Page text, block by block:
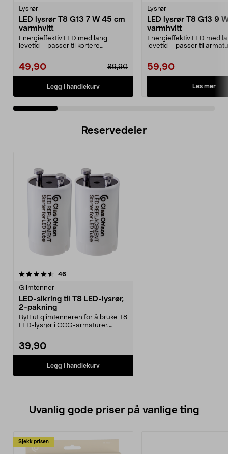
Lysrør
LED lysrør T8 G13 7 W 45 cm
varmhvitt
Energieffektiv LED med lang
levetid – passer til kortere
49,90 89,90
Legg i handlekurv
Lysrør
LED lysrør T8 G13 9
varmhvitt
Energieffektiv LED med
levetid – passer til
59,90
Les mer
Reservedeler
46anmeldelser
Glimtenner
LED-sikring til T8 LED-lysrør,
2-pakning
Bytt ut glimtenneren for å bruke T8
LED-lysrør i CCG-armaturer.
39,90
Legg i handlekurv
Uvanlig gode priser på vanlige ting
Sjekk prisen